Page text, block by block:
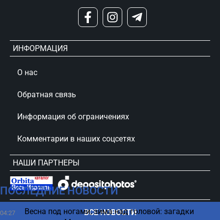
ПОСЛЕДНИЕ НОВОСТИ
04:27
Весна под ногами, зима над головой: загадки
ВСЕ НОВОСТИ
ИНФОРМАЦИЯ
О нас
Обратная связь
Информация об ограничениях
Комментарии в наших соцсетях
НАШИ ПАРТНЕРЫ
сursorinfo.co.il © Все права защищены